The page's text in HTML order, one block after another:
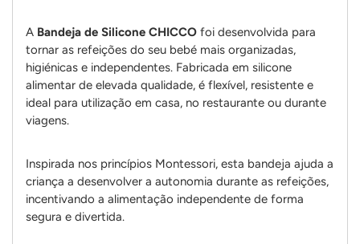
A Bandeja de Silicone CHICCO foi desenvolvida para
tornar as refeições do seu bebé mais organizadas,
higiénicas e independentes. Fabricada em silicone
alimentar de elevada qualidade, é flexível, resistente e
ideal para utilização em casa, no restaurante ou durante
viagens.
Inspirada nos princípios Montessori, esta bandeja ajuda a
criança a desenvolver a autonomia durante as refeições,
incentivando a alimentação independente de forma
segura e divertida.